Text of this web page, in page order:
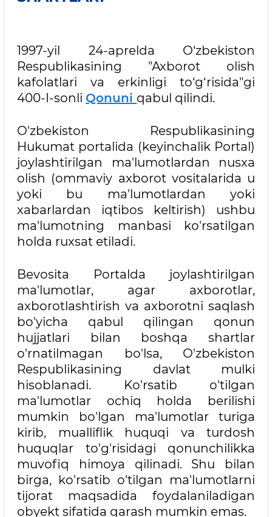
1997-yil 24-aprelda O‘zbekiston
Respublikasining "Axborot olish
kafolatlari va erkinligi to‘g‘risida"gi
400-I-sonli Qonuni qabul qilindi.
O'zbekiston Respublikasining
Hukumat portalida (keyinchalik Portal)
joylashtirilgan ma'lumotlardan nusxa
olish (ommaviy axborot vositalarida u
yoki bu ma'lumotlardan yoki
xabarlardan iqtibos keltirish) ushbu
ma'lumotning manbasi ko'rsatilgan
holda ruxsat etiladi.
Bevosita Portalda joylashtirilgan
ma'lumotlar, agar axborotlar,
axborotlashtirish va axborotni saqlash
bo'yicha qabul qilingan qonun
hujjatlari bilan boshqa shartlar
o'rnatilmagan bo'lsa, O'zbekiston
Respublikasining davlat mulki
hisoblanadi. Ko'rsatib o'tilgan
ma'lumotlar ochiq holda berilishi
mumkin bo'lgan ma'lumotlar turiga
kirib, mualliflik huquqi va turdosh
huquqlar to'g'risidagi qonunchilikka
muvofiq himoya qilinadi. Shu bilan
birga, ko'rsatib o'tilgan ma'lumotlarni
tijorat maqsadida foydalaniladigan
obyekt sifatida qarash mumkin emas.